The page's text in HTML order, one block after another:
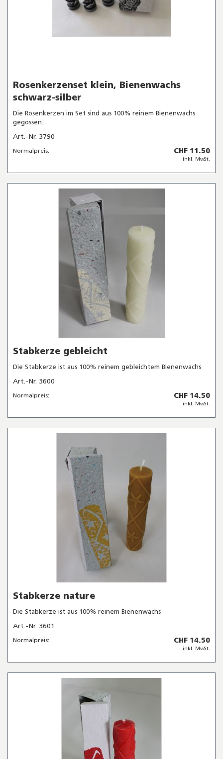
Rosenkerzenset klein, Bienenwachs
schwarz-silber
Die Rosenkerzen im Set sind aus 100% reinem Bienenwachs
gegossen.
Art.-Nr. 3790
Normalpreis: CHF 11.50
inkl. MwSt.
Stabkerze gebleicht
Die Stabkerze ist aus 100% reinem gebleichtem Bienenwachs
Art.-Nr. 3600
Normalpreis: CHF 14.50
inkl. MwSt.
Stabkerze nature
Die Stabkerze ist aus 100% reinem Bienenwachs
Art.-Nr. 3601
Normalpreis: CHF 14.50
inkl. MwSt.